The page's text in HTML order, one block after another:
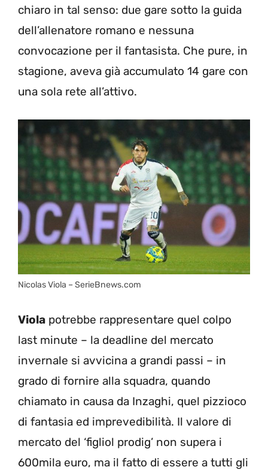
chiaro in tal senso: due gare sotto la guida
dell’allenatore romano e nessuna
convocazione per il fantasista. Che pure, in
stagione, aveva già accumulato 14 gare con
una sola rete all’attivo.
Nicolas Viola – SerieBnews.com
Viola potrebbe rappresentare quel colpo
last minute – la deadline del mercato
invernale si avvicina a grandi passi – in
grado di fornire alla squadra, quando
chiamato in causa da Inzaghi, quel pizzioco
di fantasia ed imprevedibilità. Il valore di
mercato del ‘figliol prodig’ non supera i
600mila euro, ma il fatto di essere a tutti gli